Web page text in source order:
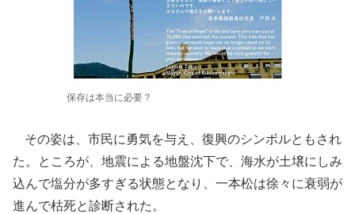
保存は本当に必要？
その姿は、市民に勇気を与え、復興のシンボルともされ
た。ところが、地震による地盤沈下で、海水が土壌にしみ
込んで塩分が多すぎる状態となり、一本松は徐々に衰弱が
進んで枯死と診断された。